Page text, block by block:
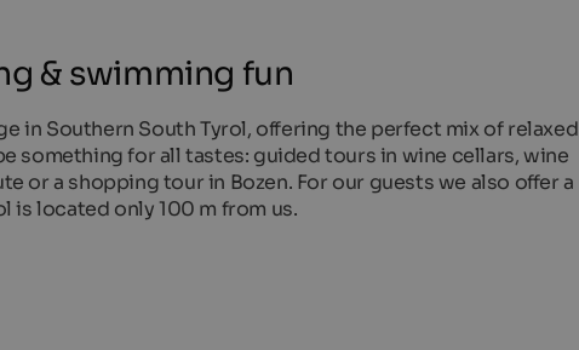
& swimming fun
in Southern South Tyrol, offering the perfect mix of relaxed
something for all tastes: guided tours in wine cellars, wine
or a shopping tour in Bozen. For our guests we also offer a
is located only 100 m from us.